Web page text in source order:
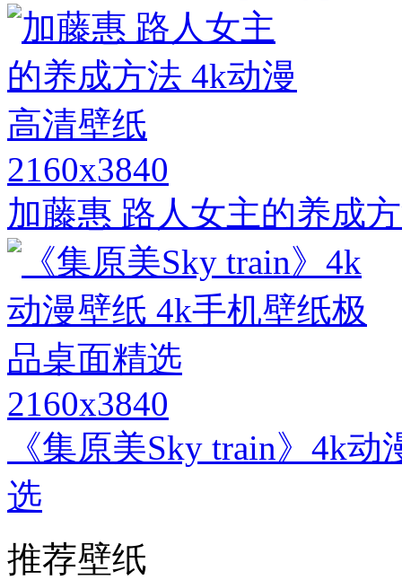
2160x3840
加藤惠 路人女主的养成
2160x3840
《集原美Sky train》4k
选
推荐壁纸